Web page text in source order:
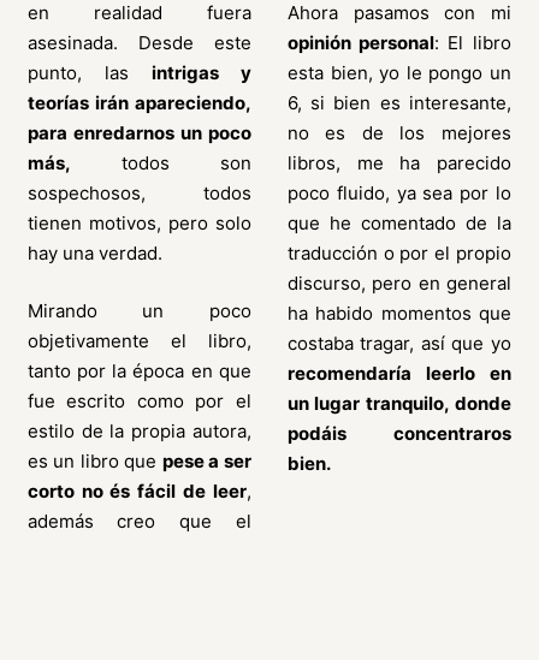
en realidad fuera
asesinada. Desde este
punto, las intrigas y
teorías irán apareciendo,
para enredarnos un poco
más, todos son
sospechosos, todos
tienen motivos, pero solo
hay una verdad.
Mirando un poco
objetivamente el libro,
tanto por la época en que
fue escrito como por el
estilo de la propia autora,
es un libro que pese a ser
corto no és fácil de leer,
además creo que el
Ahora pasamos con mi
opinión personal: El libro
esta bien, yo le pongo un
6, si bien es interesante,
no es de los mejores
libros, me ha parecido
poco fluido, ya sea por lo
que he comentado de la
traducción o por el propio
discurso, pero en general
ha habido momentos que
costaba tragar, así que yo
recomendaría leerlo en
un lugar tranquilo, donde
podáis concentraros
bien.